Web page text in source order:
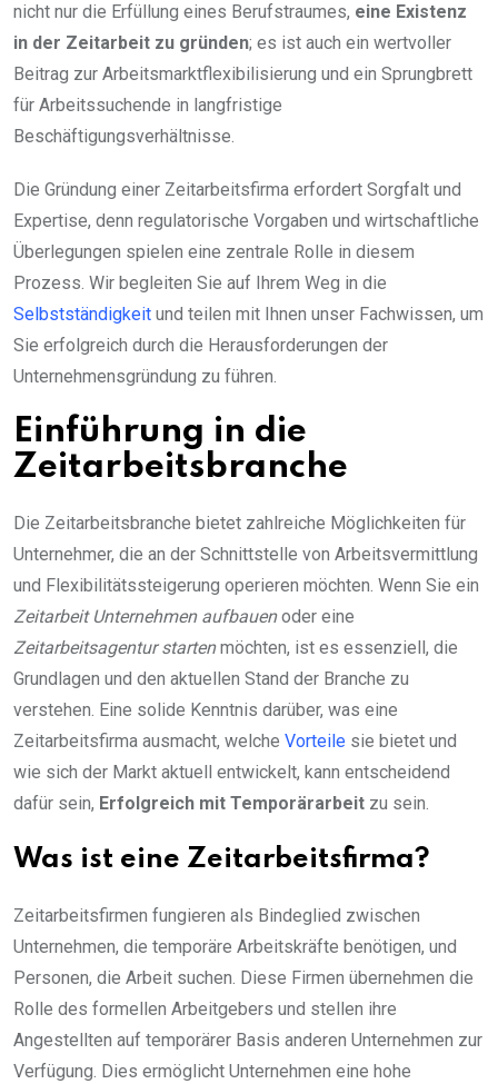
nicht nur die Erfüllung eines Berufstraumes, eine Existenz
in der Zeitarbeit zu gründen; es ist auch ein wertvoller
Beitrag zur Arbeitsmarktflexibilisierung und ein Sprungbrett
für Arbeitssuchende in langfristige
Beschäftigungsverhältnisse.
Die Gründung einer Zeitarbeitsfirma erfordert Sorgfalt und
Expertise, denn regulatorische Vorgaben und wirtschaftliche
Überlegungen spielen eine zentrale Rolle in diesem
Prozess. Wir begleiten Sie auf Ihrem Weg in die
Selbstständigkeit und teilen mit Ihnen unser Fachwissen, um
Sie erfolgreich durch die Herausforderungen der
Unternehmensgründung zu führen.
Einführung in die
Zeitarbeitsbranche
Die Zeitarbeitsbranche bietet zahlreiche Möglichkeiten für
Unternehmer, die an der Schnittstelle von Arbeitsvermittlung
und Flexibilitätssteigerung operieren möchten. Wenn Sie ein
Zeitarbeit Unternehmen aufbauenoder eine
Zeitarbeitsagentur startenmöchten, ist es essenziell, die
Grundlagen und den aktuellen Stand der Branche zu
verstehen. Eine solide Kenntnis darüber, was eine
Zeitarbeitsfirma ausmacht, welche Vorteile sie bietet und
wie sich der Markt aktuell entwickelt, kann entscheidend
dafür sein, Erfolgreich mit Temporärarbeit zu sein.
Was ist eine Zeitarbeitsfirma?
Zeitarbeitsfirmen fungieren als Bindeglied zwischen
Unternehmen, die temporäre Arbeitskräfte benötigen, und
Personen, die Arbeit suchen. Diese Firmen übernehmen die
Rolle des formellen Arbeitgebers und stellen ihre
Angestellten auf temporärer Basis anderen Unternehmen zur
Verfügung. Dies ermöglicht Unternehmen eine hohe